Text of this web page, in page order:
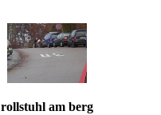
rollstuhl am berg